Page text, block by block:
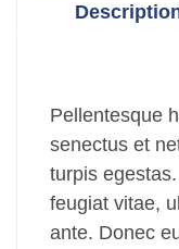
Pellentesque
senectus et
turpis
feugiat vitae,
ante. Donec